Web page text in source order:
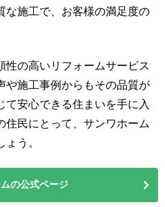
な施工で、お客様の満足度の
性の高いリフォームサービス
や施工事例からもその品質が
安心できる住まいを手に入
住民にとって、サンワホーム
う。
の公式ページ